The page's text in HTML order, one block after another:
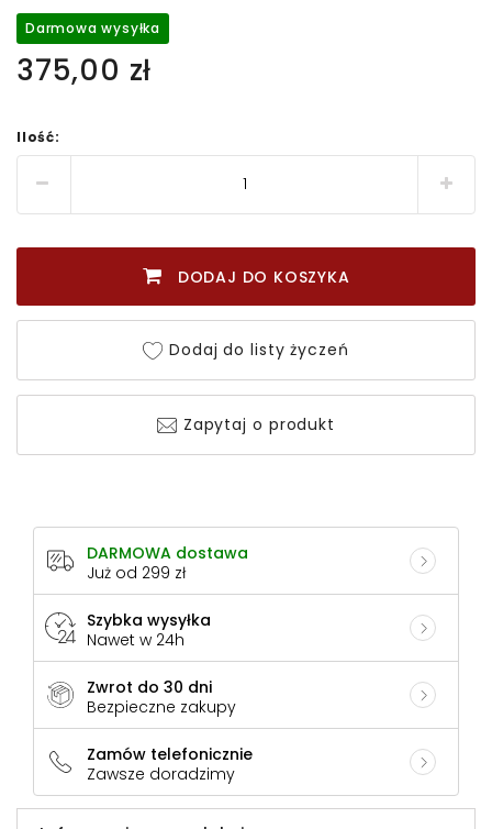
Darmowa wysyłka
375,00 zł
Ilość:
DODAJ DO KOSZYKA
Dodaj do listy życzeń
Zapytaj o produkt
DARMOWA dostawa
Już od 299 zł
Szybka wysyłka
Nawet w 24h
Zwrot do 30 dni
Bezpieczne zakupy
Zamów telefonicznie
Zawsze doradzimy